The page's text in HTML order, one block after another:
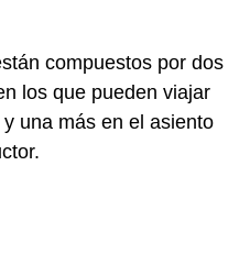
compuestos por dos
los que pueden viajar
una más en el asiento